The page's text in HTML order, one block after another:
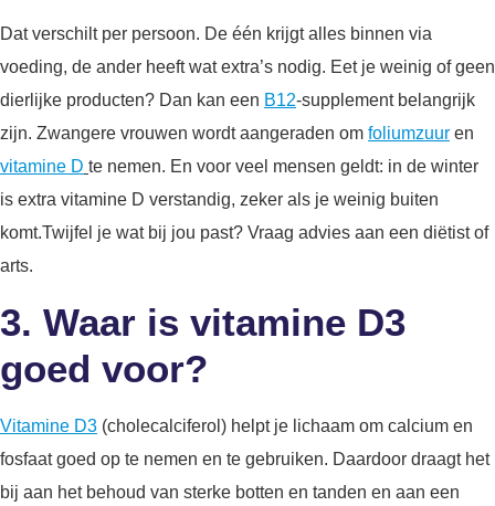
Dat verschilt per persoon. De één krijgt alles binnen via
voeding, de ander heeft wat extra’s nodig. Eet je weinig of geen
dierlijke producten? Dan kan een B12-supplement belangrijk
zijn. Zwangere vrouwen wordt aangeraden om foliumzuur en
vitamine D te nemen. En voor veel mensen geldt: in de winter
is extra vitamine D verstandig, zeker als je weinig buiten
komt.Twijfel je wat bij jou past? Vraag advies aan een diëtist of
arts.
3. Waar is vitamine D3
goed voor?
Vitamine D3 (cholecalciferol) helpt je lichaam om calcium en
fosfaat goed op te nemen en te gebruiken. Daardoor draagt het
bij aan het behoud van sterke botten en tanden en aan een